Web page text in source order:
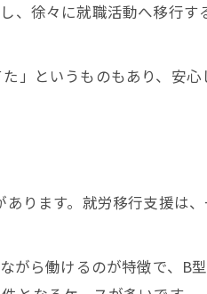
、徐々に就職活動へ移行す
」というものもあり、安心
ります。就労移行支援は
がら働けるのが特徴で、B